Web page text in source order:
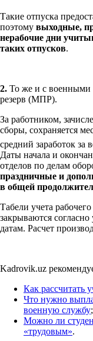
Такие отпуска
поэтому выходные,
нерабочие дни
таких отпусков.
2. То же и с военными
резерв (МПР).
За работником,
сборы, сохраняется
средний заработок за
Даты начала и
отделов по делам
праздничные и
в общей
Табели учета
закрываются
датам. Расчет
Kadrovik.uz
Как рассчитать
Что нужно
военную службу;
Можно ли
«трудовым».